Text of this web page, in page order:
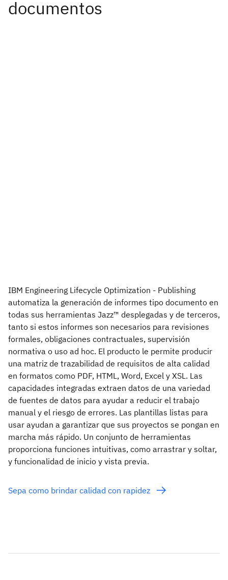
IBM Engineering Lifecycle Optimization - Publishing
automatiza la generación de informes tipo documento en
todas sus herramientas Jazz™ desplegadas y de terceros,
tanto si estos informes son necesarios para revisiones
formales, obligaciones contractuales, supervisión
normativa o uso ad hoc. El producto le permite producir
una matriz de trazabilidad de requisitos de alta calidad
en formatos como PDF, HTML, Word, Excel y XSL. Las
capacidades integradas extraen datos de una variedad
de fuentes de datos para ayudar a reducir el trabajo
manual y el riesgo de errores. Las plantillas listas para
usar ayudan a garantizar que sus proyectos se pongan en
marcha más rápido. Un conjunto de herramientas
proporciona funciones intuitivas, como arrastrar y soltar,
y funcionalidad de inicio y vista previa.
Sepa como brindar calidad con rapidez